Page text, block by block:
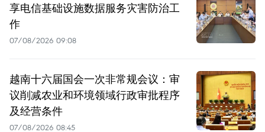
享电信基础设施数据服务灾害防治工
作
07/08/2026 09:08
越南十六届国会一次非常规会议：审
议削减农业和环境领域行政审批程序
及经营条件
07/08/2026 08:45